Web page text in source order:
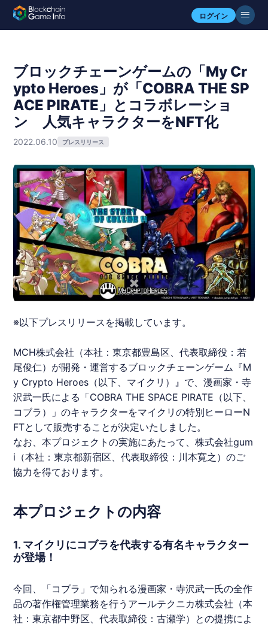
ログイン
ブロックチェーンゲームの「My Cr
ypto Heroes」が「COBRA THE SP
ACE PIRATE」とコラボレーショ
ン 人気キャラクターをNFT化
2022.06.10 プレスリリース
※以下プレスリリースを掲載しています。
MCH株式会社（本社：東京都豊島区、代表取締役：若
尾俊仁）が開発・運営するブロックチェーンゲーム『M
y Crypto Heroes（以下、マイクリ）』で、漫画家・寺
沢武一氏による「COBRA THE SPACE PIRATE（以下、
コブラ ）」のキャラクターをマイクリの特別ヒーローN
FTとして販売することが決定いたしました。
なお、本プロジェクトの実施にあたって、株式会社gum
i（本社：東京都新宿区、代表取締役：川本寛之）のご
協力を得ております。
本プロジェクトの内容
1. マイクリにコブラを代表する有名キャラクター
が登場！
今回、「コブラ 」で知られる漫画家・寺沢武一氏の全作
品の著作権管理業務を行うアールテクニカ株式会社（本
社：東京都中野区、代表取締役：古瀬学）との提携によ